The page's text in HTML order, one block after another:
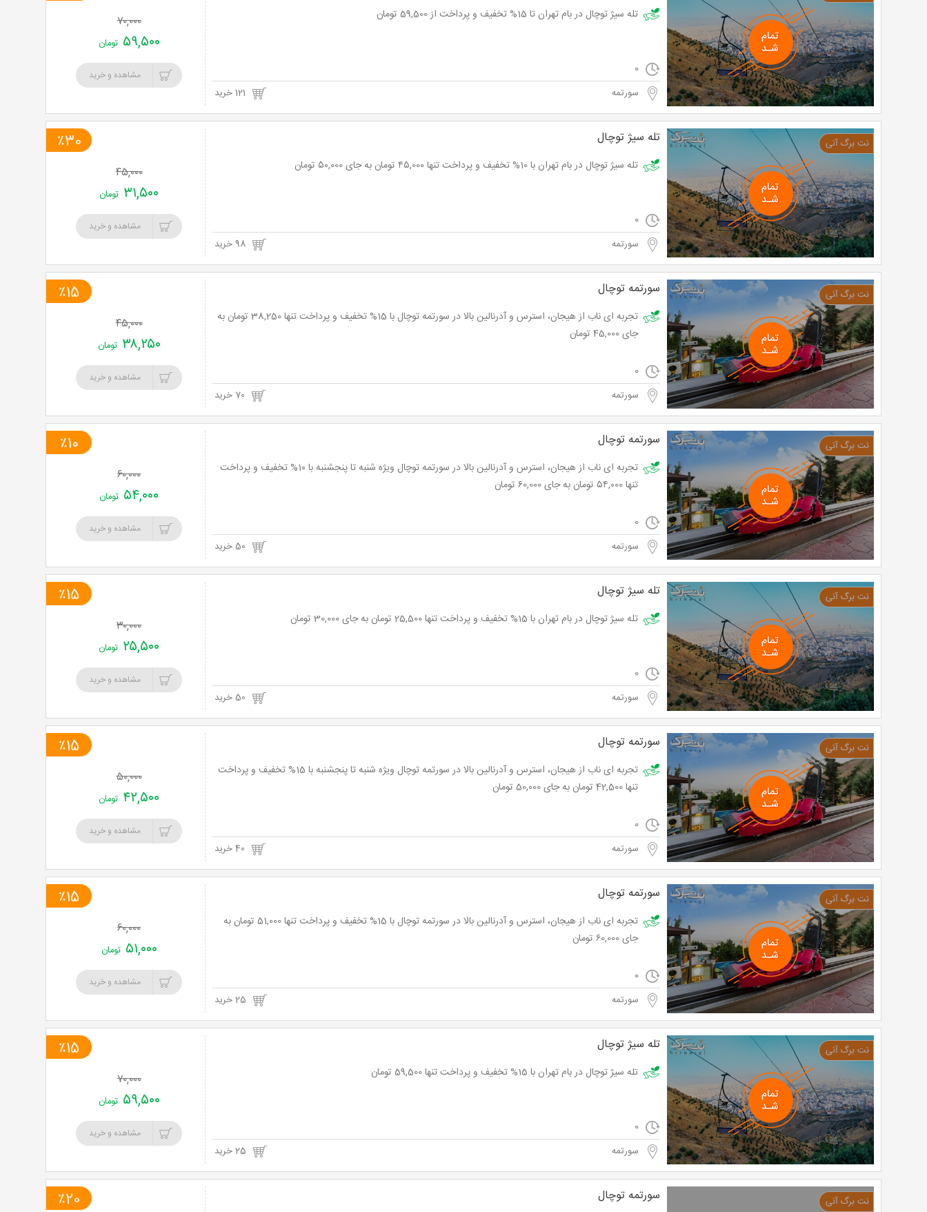
تله سیژ توچال در بام تهران تا 15% تخفیف و پرداخت از 59,500 تومان
0
سورتمه
۷۰,۰۰۰
۵۹,۵۰۰ تومان
مشاهده و خرید
تله سیژ توچال
تله سیژ توچال در بام تهران با 10% تخفیف و پرداخت تنها ۴۵,000 تومان به جای ۵۰,000 تومان
0
سورتمه 98 خرید
٪30
۴۵,۰۰۰
۳۱,۵۰۰ تومان
مشاهده و خرید
سورتمه‌ توچال
تجربه ای ناب از هیجان، استرس و آدرنالین بالا در سورتمه توچال با 15% تخفیف و پرداخت تنها 38,250 تومان به
جای 45,000 تومان
0
سورتمه
٪15
۴۵,۰۰۰
۳۸,۲۵۰ تومان
مشاهده و خرید
سورتمه‌ توچال
تجربه ای ناب از هیجان، استرس و آدرنالین بالا در سورتمه توچال ویژه شنبه تا پنجشنبه با 1۰% تخفیف و پرداخت
تنها ۵۴,۰00 تومان به جای ۶0,000 تومان
0
سورتمه
٪10
۶۰,۰۰۰
۵۴,۰۰۰ تومان
مشاهده و خرید
تله سیژ توچال
تله سیژ توچال در بام تهران با 15% تخفیف و پرداخت تنها 25,500 تومان به جای 30,000 تومان
0
سورتمه
٪15
۳۰,۰۰۰
۲۵,۵۰۰ تومان
مشاهده و خرید
سورتمه‌ توچال
تجربه ای ناب از هیجان، استرس و آدرنالین بالا در سورتمه توچال ویژه شنبه تا پنجشنبه با 15% تخفیف و پرداخت
تنها 42,500 تومان به جای 50,000 تومان
0
سورتمه
٪15
۵۰,۰۰۰
۴۲,۵۰۰ تومان
مشاهده و خرید
سورتمه‌ توچال
تجربه ای ناب از هیجان، استرس و آدرنالین بالا در سورتمه توچال با 15% تخفیف و پرداخت تنها 51,000 تومان به
جای ۶0,000 تومان
0
سورتمه
٪15
۶۰,۰۰۰
۵۱,۰۰۰ تومان
مشاهده و خرید
تله سیژ توچال
تله سیژ توچال در بام تهران با 15% تخفیف و پرداخت تنها 59,500 تومان
0
سورتمه
٪15
۷۰,۰۰۰
۵۹,۵۰۰ تومان
مشاهده و خرید
سورتمه‌ توچال ٪20